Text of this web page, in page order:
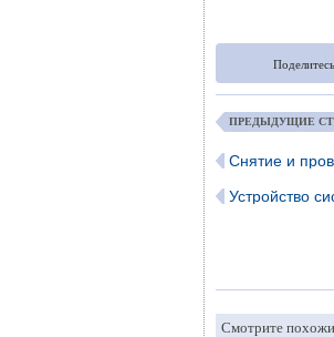
ПРЕДЫДУЩИЕ
Снятие и
Устройство
Смотрите